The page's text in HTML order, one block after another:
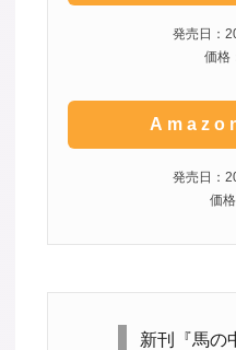
発売日：
価格
発売日：
価
新刊『馬の